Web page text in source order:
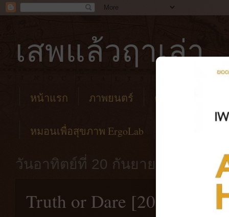
เสพแล้วฤาเล่า
หน้าแรก ภาพยนตร์ คาเฟ่
หมอนเพื่อสุขภาพ ErgoLab
วันอาทิตย์ที่ 20 กันยายน พ.ศ.
Truth or Dare [2019] จริ